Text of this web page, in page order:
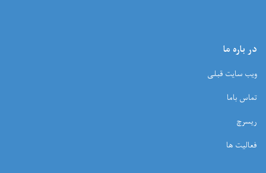
در باره ما
ویب سایت قبلی
تماس باما
ریسرچ
فعالیت ها